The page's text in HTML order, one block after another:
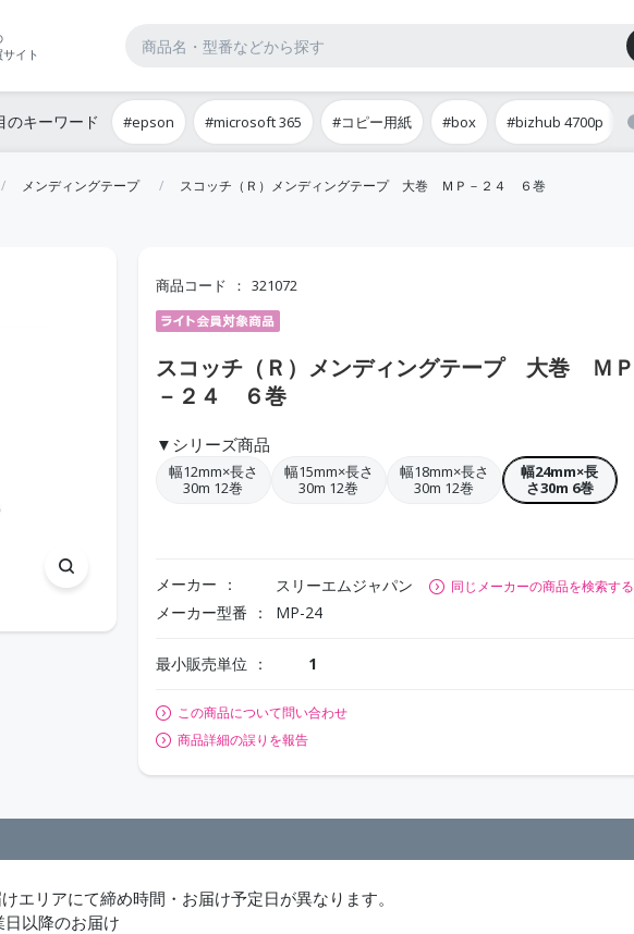
イト
のキーワード #epson #microsoft 365 #コピー用紙 #box #bizhub 4700p
メンディングテープ スコッチ（Ｒ）メンディングテープ 大巻 ＭＰ－２４ ６巻
商品コード 321072
スコッチ（Ｒ）メンディングテープ 大巻 ＭＰ
－２４ ６巻
▼シリーズ商品
幅12mm×長さ
30m 12巻
幅15mm×長さ
30m 12巻
幅18mm×長さ
30m 12巻
幅24mm×長
さ30m 6巻
メーカー スリーエムジャパン 同じメーカーの商品を検索する
メーカー型番 MP-24
最小販売単位 1
この商品について問い合わせ
商品詳細の誤りを報告
エリアにて締め時間・お届け予定日が異なります。
以降のお届け